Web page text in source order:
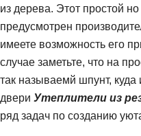
из дерева. Этот простой
предусмотрен
имеете возможность его
случае заметьте, что на
так называемй шпунт, куда
двери Утеплители из
ряд задач по созданию